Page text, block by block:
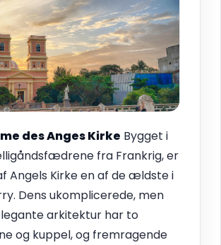
des Anges Kirke Bygget i
fra Frankrig, er
Angels Kirke en af de ældste i
Dens ukomplicerede, men
arkitektur har to
og kuppel, og fremragende